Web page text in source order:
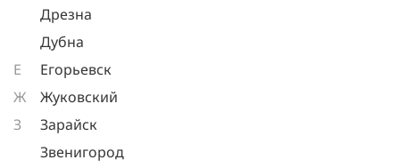
Дрезна
Дубна
Е
Егорьевск
Ж
Жуковский
З
Зарайск
Звенигород